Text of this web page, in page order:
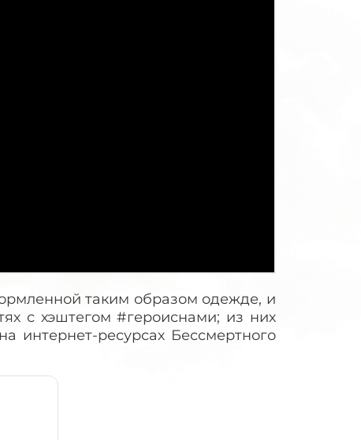
таким образом одежде, и
с хэштегом #героиснами; из них
интернет-ресурсах Бессмертного